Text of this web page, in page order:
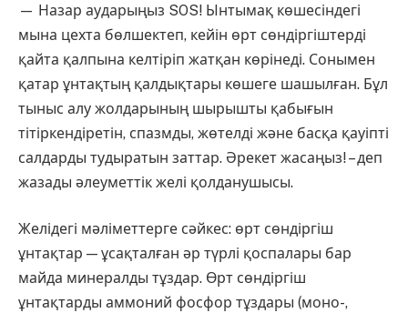
— Назар аударыңыз SOS! Ынтымақ көшесіндегі
мына цехта бөлшектеп, кейін өрт сөндіргіштерді
қайта қалпына келтіріп жатқан көрінеді. Сонымен
қатар ұнтақтың қалдықтары көшеге шашылған. Бұл
тыныс алу жолдарының шырышты қабығын
тітіркендіретін, спазмды, жөтелді және басқа қауіпті
салдарды тудыратын заттар. Әрекет жасаңыз! – деп
жазады әлеуметтік желі қолданушысы.
Желідегі мәліметтерге сәйкес: өрт сөндіргіш
ұнтақтар — ұсақталған әр түрлі қоспалары бар
майда минералды тұздар. Өрт сөндіргіш
ұнтақтарды аммоний фосфор тұздары (моно-,